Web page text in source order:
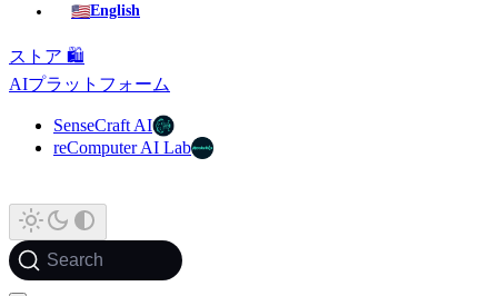
🇺🇸English
ストア 🛍️
AIプラットフォーム
SenseCraft AI
reComputer AI Lab
Search